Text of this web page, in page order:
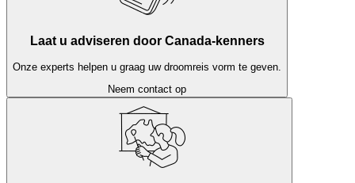
Laat u adviseren door Canada-kenners
Onze experts helpen u graag uw droomreis vorm te geven.
Neem contact op